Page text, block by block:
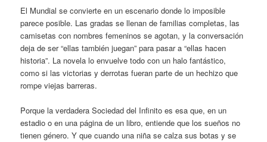
El Mundial se convierte en un escenario donde lo imposible
parece posible. Las gradas se llenan de familias completas, las
camisetas con nombres femeninos se agotan, y la conversación
deja de ser “ellas también juegan” para pasar a “ellas hacen
historia”. La novela lo envuelve todo con un halo fantástico,
como si las victorias y derrotas fueran parte de un hechizo que
rompe viejas barreras.
Porque la verdadera Sociedad del Infinito es esa que, en un
estadio o en una página de un libro, entiende que los sueños no
tienen género. Y que cuando una niña se calza sus botas y se